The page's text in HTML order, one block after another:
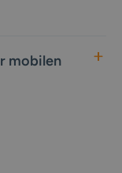
mobilen